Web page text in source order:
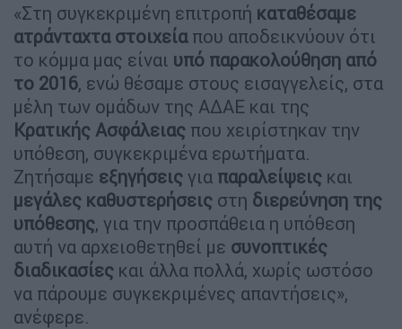
«Στη συγκεκριμένη επιτροπή καταθέσαμε
ατράνταχτα στοιχείαπου αποδεικνύουν ότι
το κόμμα μας είναι υπό παρακολούθηση από
το 2016, ενώ θέσαμε στους εισαγγελείς, στα
μέλη των ομάδων της ΑΔΑΕ και της
Κρατικής Ασφάλειας που χειρίστηκαν την
υπόθεση, συγκεκριμένα ερωτήματα.
Ζητήσαμε εξηγήσεις για παραλείψεις και
μεγάλες καθυστερήσεις στη διερεύνηση της
υπόθεσης, για την προσπάθεια η υπόθεση
αυτή να αρχειοθετηθεί με συνοπτικές
διαδικασίες και άλλα πολλά, χωρίς ωστόσο
να πάρουμε συγκεκριμένες απαντήσεις»,
ανέφερε.